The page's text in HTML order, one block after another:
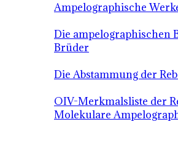
Ampelographische
Die ampelographischen
Brüder
Die Abstammung der
OIV-Merkmalsliste der
Molekulare